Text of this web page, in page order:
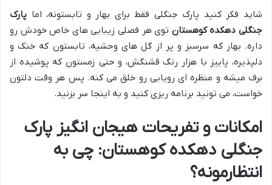
شاید فکر کنید پارک جنگلی فقط برای بهار و تابستونه، اما پارک
جنگلی دهکده کوهستان توی هر فصلی زیبایی های خاص خودش رو
داره. بهار که سرسبز و پر از گل های وحشیه، تابستون که خنک و
دلپذیره، پاییز با هزار رنگ قشنگش، و حتی زمستون که پوشیده از
برف میشه و منظره ای رویایی رو خلق می کنه. پس هر وقت دلتون
خواست، می تونید برنامه ریزی کنید و به اینجا سر بزنید.
امکانات و تفریحات هیجان انگیز پارک
جنگلی دهکده کوهستان: چی به
انتظارمونه؟